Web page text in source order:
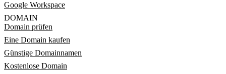
Google Workspace
DOMAIN
Domain prüfen
Eine Domain kaufen
Günstige Domainnamen
Kostenlose Domain